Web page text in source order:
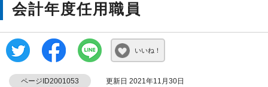
会計年度任用職員
いいね！
ページID2001053 更新日 2021年11月30日